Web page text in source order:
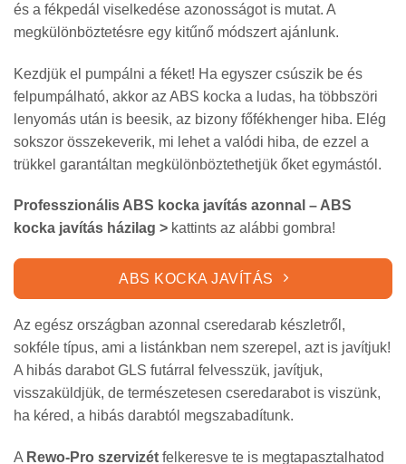
és a fékpedál viselkedése azonosságot is mutat. A
megkülönböztetésre egy kitűnő módszert ajánlunk.
Kezdjük el pumpálni a féket! Ha egyszer csúszik be és
felpumpálható, akkor az ABS kocka a ludas, ha többszöri
lenyomás után is beesik, az bizony főfékhenger hiba. Elég
sokszor összekeverik, mi lehet a valódi hiba, de ezzel a
trükkel garantáltan megkülönböztethetjük őket egymástól.
Professzionális ABS kocka javítás azonnal – ABS
kocka javítás házilag > kattints az alábbi gombra!
ABS KOCKA JAVÍTÁS
Az egész országban azonnal cseredarab készletről,
sokféle típus, ami a listánkban nem szerepel, azt is javítjuk!
A hibás darabot GLS futárral felvesszük, javítjuk,
visszaküldjük, de természetesen cseredarabot is viszünk,
ha kéred, a hibás darabtól megszabadítunk.
A Rewo-Pro szervizét felkeresve te is megtapasztalhatod